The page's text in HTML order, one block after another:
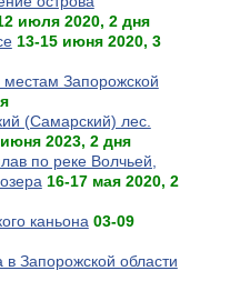
июля 2020, 2 дня
13-15 июня 2020, 3
Запорожской
(Самарский) лес.
2023, 2 дня
по реке Волчьей,
16-17 мая 2020, 2
каньона 03-09
Запорожской области